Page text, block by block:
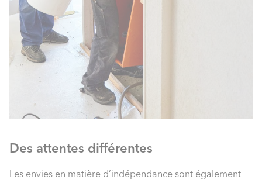
Des attentes différentes
Les envies en matière d’indépendance sont également